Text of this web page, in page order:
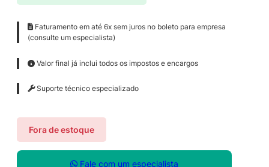
Faturamento em até 6x sem juros no boleto para empresa
(consulte um especialista)
Valor final já inclui todos os impostos e encargos
Suporte técnico especializado
Fora de estoque
Fale com um especialista